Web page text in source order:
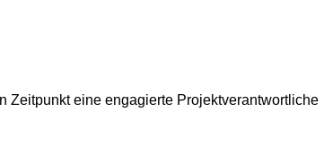
Zeitpunkt eine engagierte Projektverantwortliche